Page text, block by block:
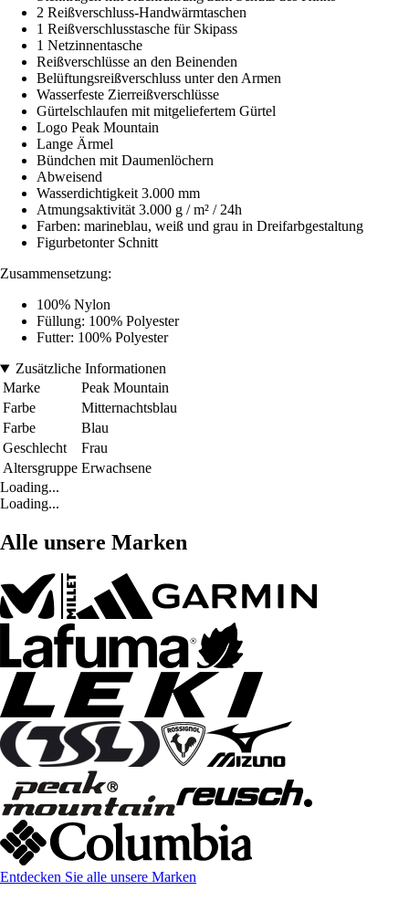
2 Reißverschluss-Handwärmtaschen
1 Reißverschlusstasche für Skipass
1 Netzinnentasche
Reißverschlüsse an den Beinenden
Belüftungsreißverschluss unter den Armen
Wasserfeste Zierreißverschlüsse
Gürtelschlaufen mit mitgeliefertem Gürtel
Logo Peak Mountain
Lange Ärmel
Bündchen mit Daumenlöchern
Abweisend
Wasserdichtigkeit 3.000 mm
Atmungsaktivität 3.000 g / m² / 24h
Farben: marineblau, weiß und grau in Dreifarbgestaltung
Figurbetonter Schnitt
Zusammensetzung:
100% Nylon
Füllung: 100% Polyester
Futter: 100% Polyester
Zusätzliche Informationen
Marke
Peak Mountain
Farbe
Mitternachtsblau
Farbe
Blau
Geschlecht
Frau
Altersgruppe Erwachsene
Loading...
Loading...
Alle unsere Marken
Entdecken Sie alle unsere Marken